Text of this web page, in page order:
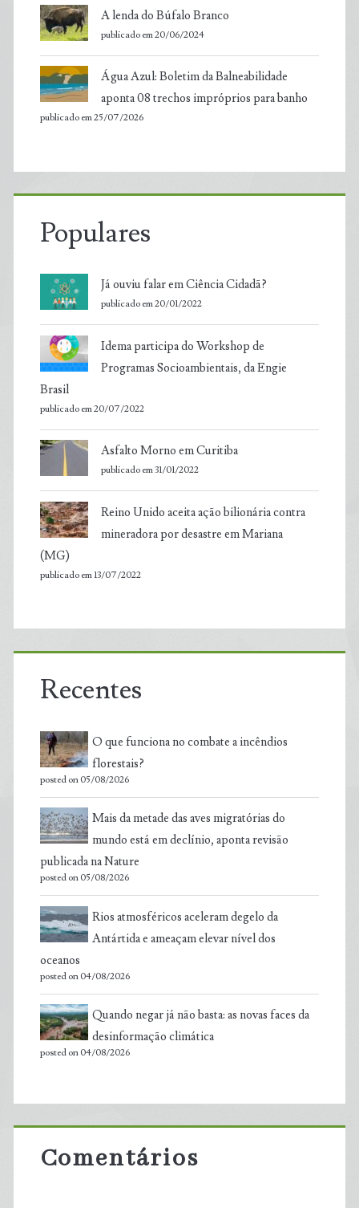
A lenda do Búfalo Branco
publicado em 20/06/2024
Água Azul: Boletim da Balneabilidade
aponta 08 trechos impróprios para banho
publicado em 25/07/2026
Populares
Já ouviu falar em Ciência Cidadã?
publicado em 20/01/2022
Idema participa do Workshop de
Programas Socioambientais, da Engie
Brasil
publicado em 20/07/2022
Asfalto Morno em Curitiba
publicado em 31/01/2022
Reino Unido aceita ação bilionária contra
mineradora por desastre em Mariana
(MG)
publicado em 13/07/2022
Recentes
O que funciona no combate a incêndios
florestais?
posted on 05/08/2026
Mais da metade das aves migratórias do
mundo está em declínio, aponta revisão
publicada na Nature
posted on 05/08/2026
Rios atmosféricos aceleram degelo da
Antártida e ameaçam elevar nível dos
oceanos
posted on 04/08/2026
Quando negar já não basta: as novas faces da
desinformação climática
posted on 04/08/2026
Comentários